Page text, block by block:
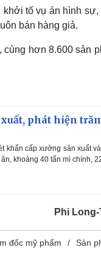
tố vụ án hình
bán hàng giả.
hơn 8.600 sản
phát hiện
khẩn cấp xưởng sản xuất
khoảng 40 tấn mì chính,
Phi Long-
đốc mỹ phẩm Sản